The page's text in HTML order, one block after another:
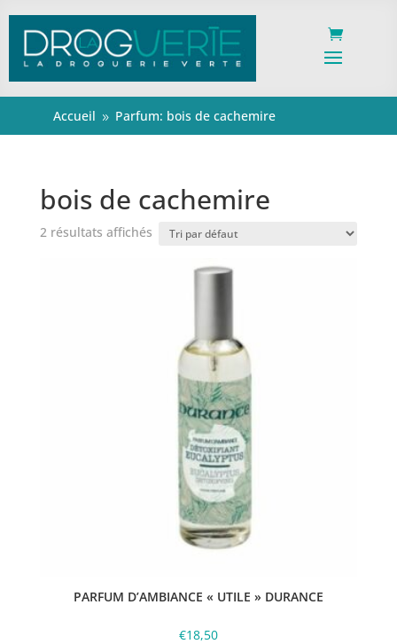
Accueil 9 Parfum: bois de cachemire
bois de cachemire
2 résultats affichés
PARFUM D’AMBIANCE « UTILE » DURANCE
€18,50